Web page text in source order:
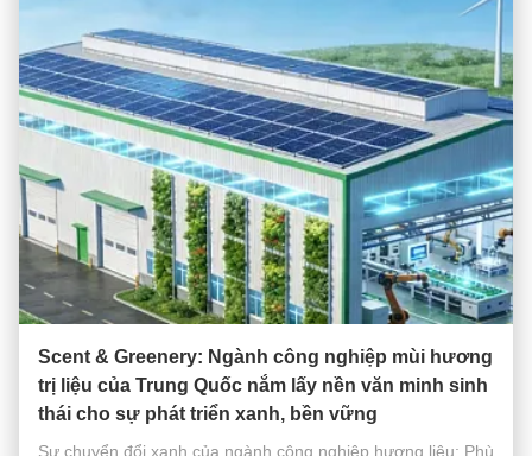
Scent & Greenery: Ngành công nghiệp mùi hương
trị liệu của Trung Quốc nắm lấy nền văn minh sinh
thái cho sự phát triển xanh, bền vững
Sự chuyển đổi xanh của ngành công nghiệp hương liệu: Phù